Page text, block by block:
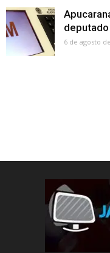
6 de agosto